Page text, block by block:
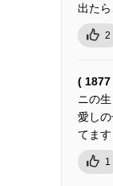
出た
2
( 1877
ニの
愛し
てます
1